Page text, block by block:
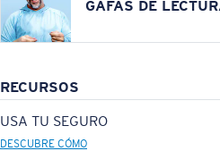
GAFAS DE
RECURSOS
USA TU SEGURO
DESCUBRE CÓMO